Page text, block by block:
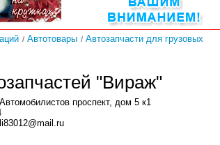
Автотовары
Автозапчасти для грузовых
"Вираж"
проспект, дом 5 к1